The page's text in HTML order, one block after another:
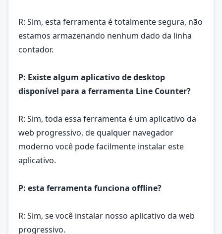
R: Sim, esta ferramenta é totalmente segura, não
estamos armazenando nenhum dado da linha
contador.
P: Existe algum aplicativo de desktop
disponível para a ferramenta Line Counter?
R: Sim, toda essa ferramenta é um aplicativo da
web progressivo, de qualquer navegador
moderno você pode facilmente instalar este
aplicativo.
P: esta ferramenta funciona offline?
R: Sim, se você instalar nosso aplicativo da web
progressivo.